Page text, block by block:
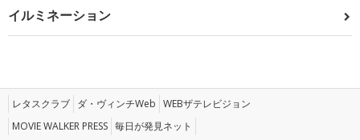
イルミネーション
レタスクラブ ダ・ヴィンチWeb WEBザテレビジョン
MOVIE WALKER PRESS 毎日が発見ネット